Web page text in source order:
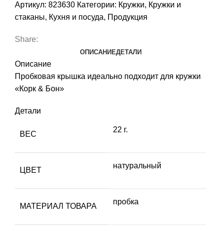
Артикул: 823630 Категории: Кружки, Кружки и
стаканы, Кухня и посуда, Продукция
Share:
ОПИСАНИЕДЕТАЛИ
Описание
Пробковая крышка идеально подходит для кружки
«Корк & Бон»
Детали
ВЕС
22 г.
ЦВЕТ
натуральный
МАТЕРИАЛ ТОВАРА
пробка